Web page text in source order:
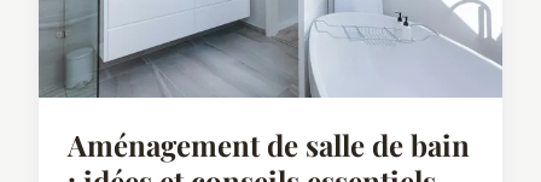
Aménagement de salle de bain